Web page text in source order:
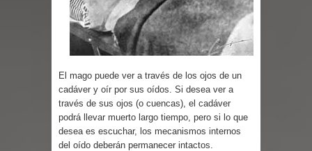
Parte 02: Vuelve el Hijo Prodigo
Parte 03: Reflexiones
El mago puede ver a través de los ojos de un
cadáver y oír por sus oídos. Si desea ver a
través de sus ojos (o cuencas), el cadáver
podrá llevar muerto largo tiempo, pero si lo que
desea es escuchar, los mecanismos internos
del oído deberán permanecer intactos.